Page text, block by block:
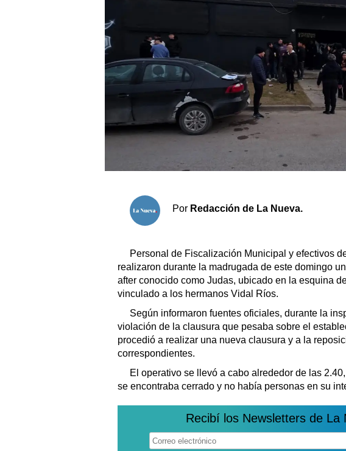
Economía y
Con el campo
Espacio
Sociedad y tiempo libre
Sociedad
Tecnología
Turismo
Salud
Horóscopo
Suplementos
Transportes
Loterías
Datos Útiles
Edictos
Teléfonos de
Por Redacción de La Nueva.
Personal de Fiscalización Municipal y efectivos
realizaron durante la madrugada de este domingo
after conocido como Judas, ubicado en la esquina
vinculado a los hermanos Vidal Ríos.
Según informaron fuentes oficiales, durante la
violación de la clausura que pesaba sobre el
procedió a realizar una nueva clausura y a la
correspondientes.
El operativo se llevó a cabo alrededor de las
se encontraba cerrado y no había personas en su
Recibí los Newsletters de La